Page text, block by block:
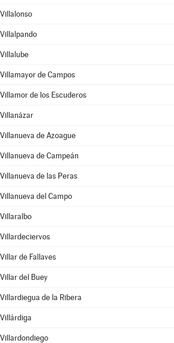
Villalonso
Villalpando
Villalube
Villamayor de Campos
Villamor de los Escuderos
Villanázar
Villanueva de Azoague
Villanueva de Campeán
Villanueva de las Peras
Villanueva del Campo
Villaralbo
Villardeciervos
Villar de Fallaves
Villar del Buey
Villardiegua de la Ribera
Villárdiga
Villardondiego